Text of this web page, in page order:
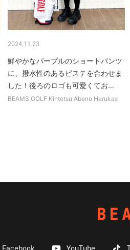
2024.11.23
鮮やかなパープルのショートパンツ
に、撥水性のあるピステを合わせま
した！後ろのロゴも可愛くてお...
BEAMS GOLF Kintetsu Abeno Harukas